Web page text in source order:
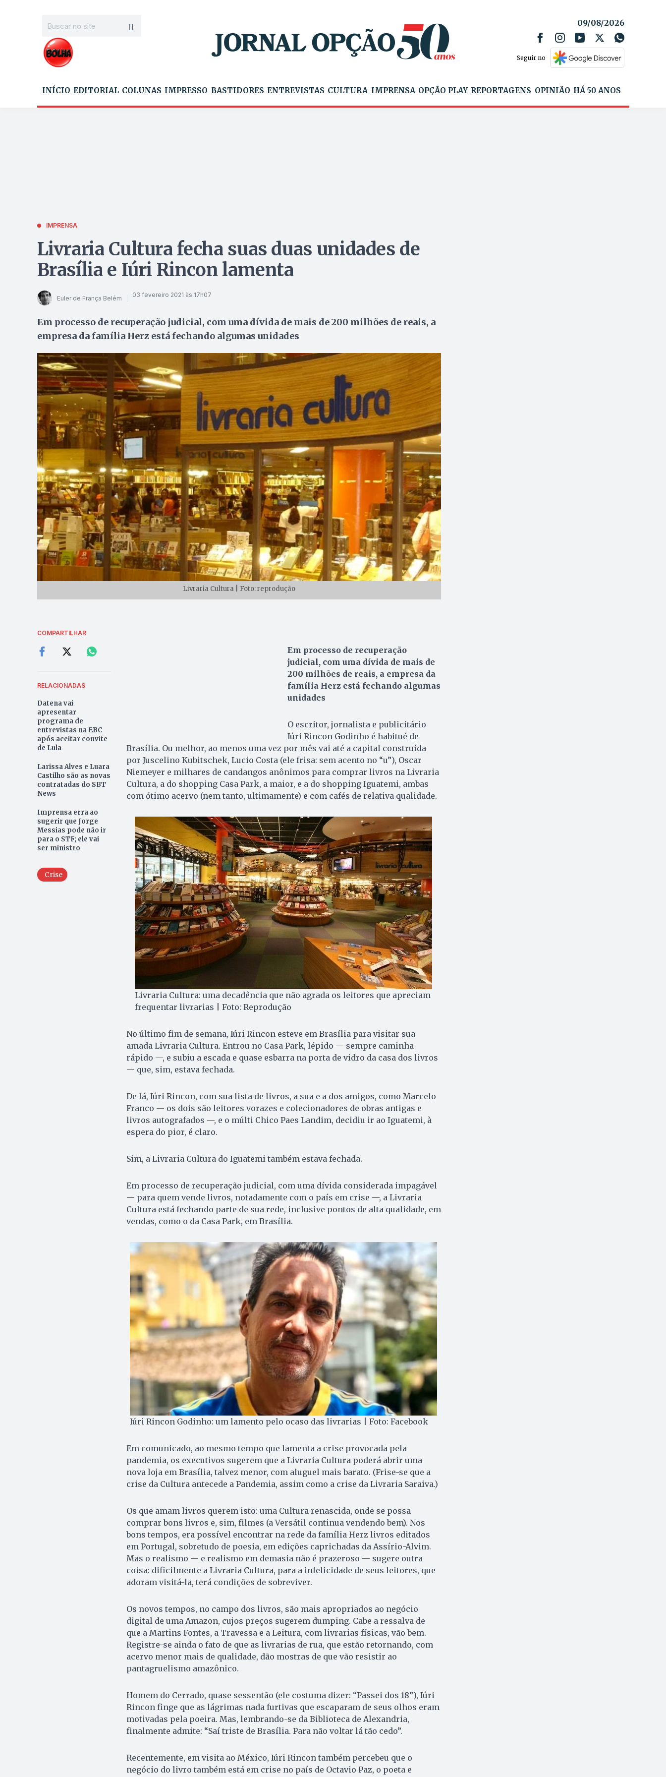
09/08/2026
Seguir no
INÍCIO EDITORIAL COLUNAS IMPRESSO BASTIDORES ENTREVISTAS CULTURA IMPRENSA OPÇÃO PLAY REPORTAGENS OPINIÃO HÁ 50 ANOS
IMPRENSA
Livraria Cultura fecha suas duas unidades de
Brasília e Iúri Rincon lamenta
Euler de França Belém 03 fevereiro 2021 às 17h07
Em processo de recuperação judicial, com uma dívida de mais de 200 milhões de reais, a
empresa da família Herz está fechando algumas unidades
Livraria Cultura | Foto: reprodução
COMPARTILHAR
RELACIONADAS
Datena vai
apresentar
programa de
entrevistas na EBC
após aceitar convite
de Lula
Larissa Alves e Luara
Castilho são as novas
contratadas do SBT
News
Imprensa erra ao
sugerir que Jorge
Messias pode não ir
para o STF; ele vai
ser ministro
Crise
Em processo de recuperação
judicial, com uma dívida de mais de
200 milhões de reais, a empresa da
família Herz está fechando algumas
unidades
O escritor, jornalista e publicitário
Iúri Rincon Godinho é habitué de
Brasília. Ou melhor, ao menos uma vez por mês vai até a capital construída
por Juscelino Kubitschek, Lucio Costa (ele frisa: sem acento no “u”), Oscar
Niemeyer e milhares de candangos anônimos para comprar livros na Livraria
Cultura, a do shopping Casa Park, a maior, e a do shopping Iguatemi, ambas
com ótimo acervo (nem tanto, ultimamente) e com cafés de relativa qualidade.
Livraria Cultura: uma decadência que não agrada os leitores que apreciam
frequentar livrarias | Foto: Reprodução
No último fim de semana, Iúri Rincon esteve em Brasília para visitar sua
amada Livraria Cultura. Entrou no Casa Park, lépido — sempre caminha
rápido —, e subiu a escada e quase esbarra na porta de vidro da casa dos livros
— que, sim, estava fechada.
De lá, Iúri Rincon, com sua lista de livros, a sua e a dos amigos, como Marcelo
Franco — os dois são leitores vorazes e colecionadores de obras antigas e
livros autografados —, e o múlti Chico Paes Landim, decidiu ir ao Iguatemi, à
espera do pior, é claro.
Sim, a Livraria Cultura do Iguatemi também estava fechada.
Em processo de recuperação judicial, com uma dívida considerada impagável
— para quem vende livros, notadamente com o país em crise —, a Livraria
Cultura está fechando parte de sua rede, inclusive pontos de alta qualidade, em
vendas, como o da Casa Park, em Brasília.
Iúri Rincon Godinho: um lamento pelo ocaso das livrarias | Foto: Facebook
Em comunicado, ao mesmo tempo que lamenta a crise provocada pela
pandemia, os executivos sugerem que a Livraria Cultura poderá abrir uma
nova loja em Brasília, talvez menor, com aluguel mais barato. (Frise-se que a
crise da Cultura antecede a Pandemia, assim como a crise da Livraria Saraiva.)
Os que amam livros querem isto: uma Cultura renascida, onde se possa
comprar bons livros e, sim, filmes (a Versátil continua vendendo bem). Nos
bons tempos, era possível encontrar na rede da família Herz livros editados
em Portugal, sobretudo de poesia, em edições caprichadas da Assírio-Alvim.
Mas o realismo — e realismo em demasia não é prazeroso — sugere outra
coisa: dificilmente a Livraria Cultura, para a infelicidade de seus leitores, que
adoram visitá-la, terá condições de sobreviver.
Os novos tempos, no campo dos livros, são mais apropriados ao negócio
digital de uma Amazon, cujos preços sugerem dumping. Cabe a ressalva de
que a Martins Fontes, a Travessa e a Leitura, com livrarias físicas, vão bem.
Registre-se ainda o fato de que as livrarias de rua, que estão retornando, com
acervo menor mais de qualidade, dão mostras de que vão resistir ao
pantagruelismo amazônico.
Homem do Cerrado, quase sessentão (ele costuma dizer: “Passei dos 18”), Iúri
Rincon finge que as lágrimas nada furtivas que escaparam de seus olhos eram
motivadas pela poeira. Mas, lembrando-se da Biblioteca de Alexandria,
finalmente admite: “Saí triste de Brasília. Para não voltar lá tão cedo”.
Recentemente, em visita ao México, Iúri Rincon também percebeu que o
negócio do livro também está em crise no país de Octavio Paz, o poeta e